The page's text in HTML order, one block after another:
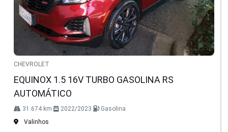
CHEVROLET
EQUINOX 1.5 16V TURBO GASOLINA RS
AUTOMÁTICO
31.674 km 2022/2023
Gasolina
Valinhos